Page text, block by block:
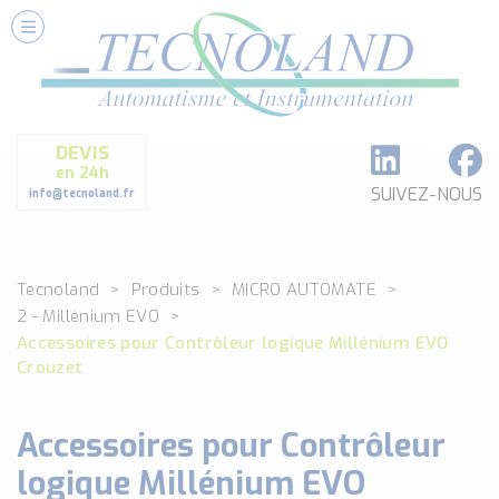
DEVIS
en 24h
info@tecnoland.fr SUIVEZ-NOUS
Nos Services
Conseils et Fourniture
Formation et Assistance
Architecture I-O Link multi fabricants
Classé par catégorie
DEBIT
DETECTION
ENREGISTREUR + ACQUISITION DE DONNEES
Voir toutes les catégories …
Tecnoland Produits
MICRO AUTOMATE
2 - Millénium EVO
Accessoires pour Contrôleur logique Millénium EVO
Crouzet
Accessoires pour Contrôleur
logique Millénium EVO